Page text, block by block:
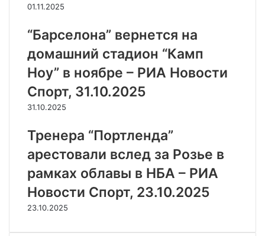
01.11.2025
“Барселона” вернется на
домашний стадион “Камп
Ноу” в ноябре – РИА Новости
Спорт, 31.10.2025
31.10.2025
Тренера “Портленда”
арестовали вслед за Розье в
рамках облавы в НБА – РИА
Новости Спорт, 23.10.2025
23.10.2025